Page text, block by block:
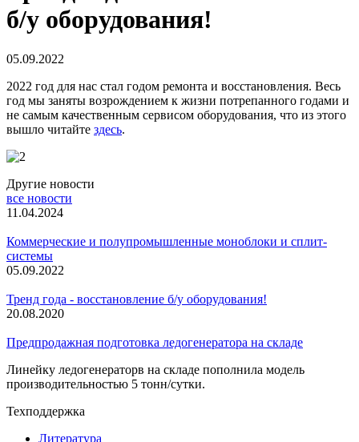
б/у оборудования!
05.09.2022
2022 год для нас стал годом ремонта и восстановления. Весь
год мы заняты возрождением к жизни потрепанного годами и
не самым качественным сервисом оборудования, что из этого
вышло читайте здесь.
Другие новости
все новости
11.04.2024
Коммерческие и полупромышленные моноблоки и сплит-
системы
05.09.2022
Тренд года - восстановление б/у оборудования!
20.08.2020
Предпродажная подготовка ледогенератора на складе
Линейку ледогенераторв на складе пополнила модель
производительностью 5 тонн/сутки.
Техподдержка
Литература